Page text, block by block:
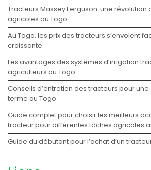
Tracteurs Massey Ferguson: une révolution
agricoles au Togo
Au Togo, les prix des tracteurs s’envolent
croissante
Les avantages des systèmes d’irrigation
agriculteurs au Togo
Conseils d’entretien des tracteurs pour
terme au Togo
Guide complet pour choisir les meilleurs
tracteur pour différentes tâches agricoles
Guide du débutant pour l’achat d’un